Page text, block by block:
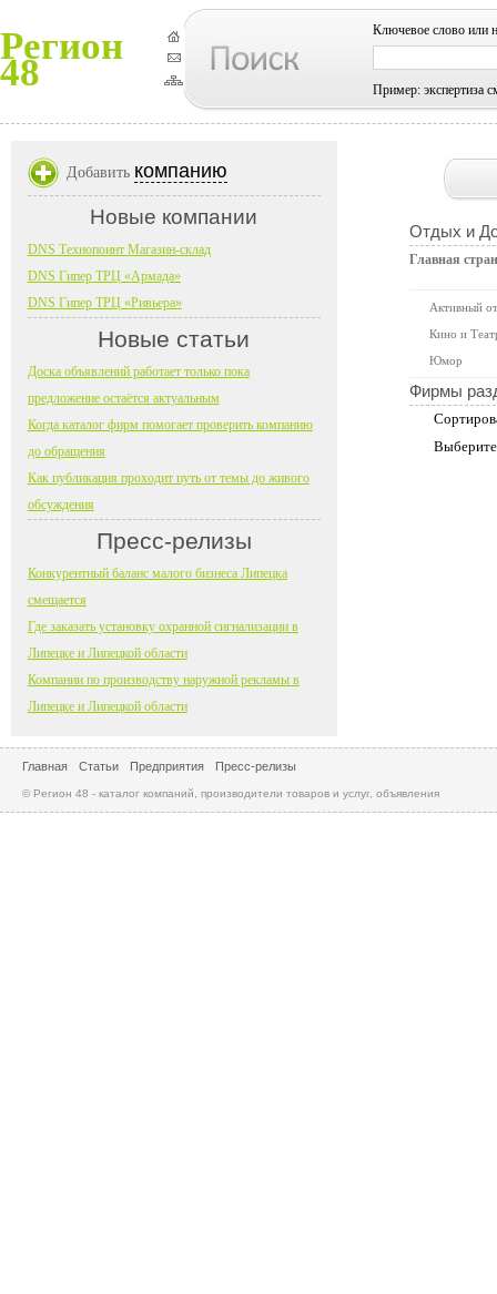
Регион
48
Ключевое слово или
Пример: экспертиза
Отдых и
Главная
Активный
Кино и
Юмор
Фирмы
Добавить компанию
Новые компании
DNS Технопоинт Магазин-склад
DNS Гипер ТРЦ «Армада»
DNS Гипер ТРЦ «Ривьера»
Новые статьи
Доска объявлений работает только пока
предложение остаётся актуальным
Когда каталог фирм помогает проверить компанию
до обращения
Как публикация проходит путь от темы до живого
обсуждения
Пресс-релизы
Конкурентный баланс малого бизнеса Липецка
смещается
Где заказать установку охранной сигнализации в
Липецке и Липецкой области
Компании по производству наружной рекламы в
Липецке и Липецкой области
Главная Статьи Предприятия Пресс-релизы
© Регион 48 - каталог компаний, производители товаров и услуг, объявления